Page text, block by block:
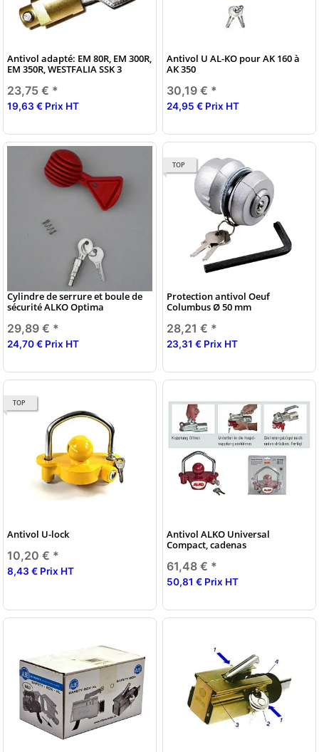
Antivol adapté: EM 80R, EM 300R,
EM 350R, WESTFALIA SSK 3
23,75 € *
19,63 € Prix HT
Antivol U AL-KO pour AK 160 à
AK 350
30,19 € *
24,95 € Prix HT
Cylindre de serrure et boule de
sécurité ALKO Optima
29,89 € *
24,70 € Prix HT
TOP
Protection antivol Oeuf
Columbus Ø 50 mm
28,21 € *
23,31 € Prix HT
TOP
Antivol U-lock
10,20 € *
8,43 € Prix HT
Antivol ALKO Universal
Compact, cadenas
61,48 € *
50,81 € Prix HT